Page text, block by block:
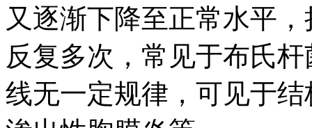
又逐渐下降至正常水平
反复多次，常见于布氏
线无一定规律，可见于